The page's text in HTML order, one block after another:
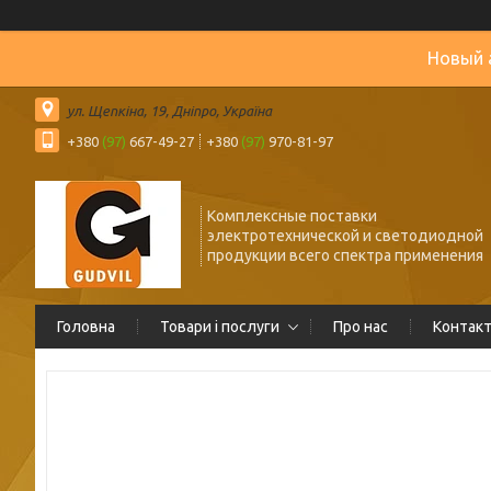
Новый
ул. Щепкіна, 19, Дніпро, Україна
+380 (97) 667-49-27 +380 (97) 970-81-97
Комплексные поставки
электротехнической и светодиодной
продукции всего спектра применения
Головна Товари і послуги Про нас